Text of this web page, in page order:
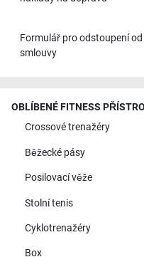
Formulář pro odstoupení od
smlouvy
OBLÍBENÉ FITNESS
Crossové trenažéry
Běžecké pásy
Posilovací věže
Stolní tenis
Cyklotrenažéry
Box